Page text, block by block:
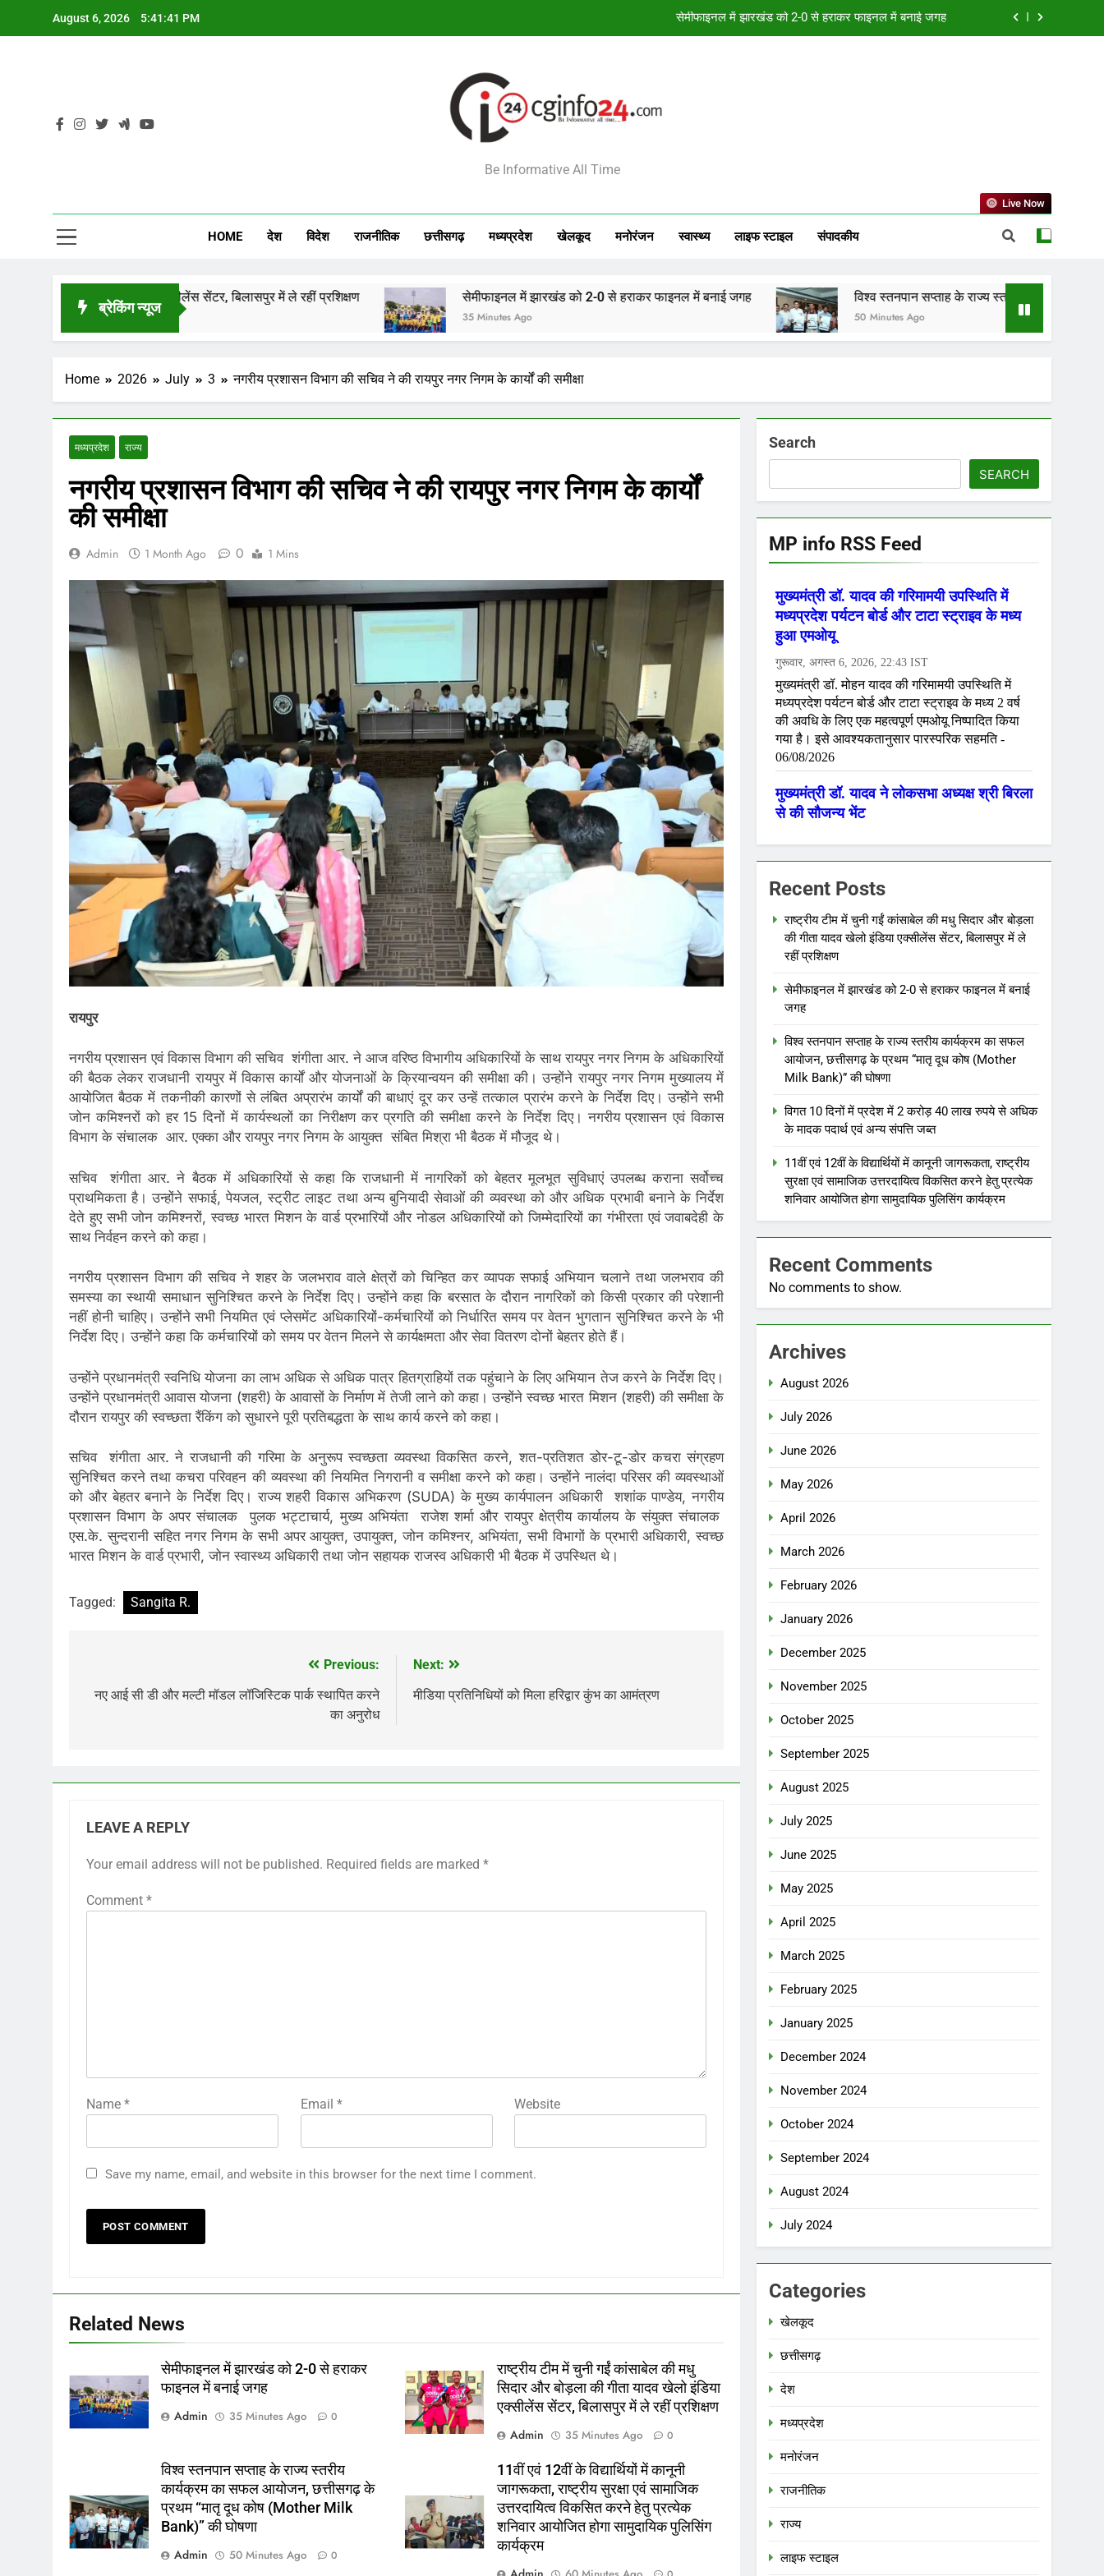
August 6, 2026 5:41:42 PM विश्व स्तनपान सप्ताह के राज्य स्तरीय कार्यक्रम का सफल आयोजन, छत्तीसगढ़ के प्रथम “मातृ दूध कोष (Mother Milk Bank)” की घोषणा
राष्ट्रीय टीम में चुनी गईं कांसाबेल की मधु सिदार और बोड़ला की गीता यादव खेलो इंडिया एक्सीलेंस सेंटर, बिलासपुर में ले रहीं प्रशिक्षण
विश्व स्तनपान सप्ताह के राज्य स्तरीय कार्यक्रम का सफल आयोजन, छत्तीसगढ़ के प्रथम “मातृ दूध कोष (Mother Milk Bank)” की घोषणा
Be Informative All Time
HOME देश विदेश राजनीतिक छत्तीसगढ़ मध्‍यप्रदेश खेलकूद मनोरंजन स्‍वास्‍थ्‍य लाइफ स्टाइल संपादकीय
Live Now
ब्रेकिंग न्यूज
खेलो इंडिया एक्सीलेंस सेंटर, बिलासपुर में ले रहीं प्रशिक्षण सेमीफाइनल में झारखंड को 2-0 से हराकर फाइनल में बनाई जगह
35 Minutes Ago
विश्व स्तनपान सप्ताह के राज्य स्तरीय कार्यक्रम का सफल आयोजन,
50 Minutes Ago
Home 2026 July 3 नगरीय प्रशासन विभाग की सचिव ने की रायपुर नगर निगम के कार्यों की समीक्षा
मध्‍यप्रदेश राज्य
नगरीय प्रशासन विभाग की सचिव ने की रायपुर नगर निगम के कार्यों
की समीक्षा
Admin 1 Month Ago 0 1 Mins
रायपुर
नगरीय प्रशासन एवं विकास विभाग की सचिव शंगीता आर. ने आज वरिष्ठ विभागीय अधिकारियों के साथ रायपुर नगर निगम के अधिकारियों
की बैठक लेकर राजधानी रायपुर में विकास कार्यों और योजनाओं के क्रियान्वयन की समीक्षा की। उन्होंने रायपुर नगर निगम मुख्यालय में
आयोजित बैठक में तकनीकी कारणों से लंबित अप्रारंभ कार्यों की बाधाएं दूर कर उन्हें तत्काल प्रारंभ करने के निर्देश दिए। उन्होंने सभी
जोन कमिश्नरों को हर 15 दिनों में कार्यस्थलों का निरीक्षण कर प्रगति की समीक्षा करने के निर्देश दिए। नगरीय प्रशासन एवं विकास
विभाग के संचालक आर. एक्का और रायपुर नगर निगम के आयुक्त संबित मिश्रा भी बैठक में मौजूद थे।
सचिव शंगीता आर. ने बैठक में अधिकारियों से कहा कि राजधानी में नागरिकों को बेहतर मूलभूत सुविधाएं उपलब्ध कराना सर्वोच्च
प्राथमिकता है। उन्होंने सफाई, पेयजल, स्ट्रीट लाइट तथा अन्य बुनियादी सेवाओं की व्यवस्था को और अधिक प्रभावी बनाने के निर्देश
देते हुए सभी जोन कमिश्नरों, स्वच्छ भारत मिशन के वार्ड प्रभारियों और नोडल अधिकारियों को जिम्मेदारियों का गंभीरता एवं जवाबदेही के
साथ निर्वहन करने को कहा।
नगरीय प्रशासन विभाग की सचिव ने शहर के जलभराव वाले क्षेत्रों को चिन्हित कर व्यापक सफाई अभियान चलाने तथा जलभराव की
समस्या का स्थायी समाधान सुनिश्चित करने के निर्देश दिए। उन्होंने कहा कि बरसात के दौरान नागरिकों को किसी प्रकार की परेशानी
नहीं होनी चाहिए। उन्होंने सभी नियमित एवं प्लेसमेंट अधिकारियों-कर्मचारियों को निर्धारित समय पर वेतन भुगतान सुनिश्चित करने के भी
निर्देश दिए। उन्होंने कहा कि कर्मचारियों को समय पर वेतन मिलने से कार्यक्षमता और सेवा वितरण दोनों बेहतर होते हैं।
उन्होंने प्रधानमंत्री स्वनिधि योजना का लाभ अधिक से अधिक पात्र हितग्राहियों तक पहुंचाने के लिए अभियान तेज करने के निर्देश दिए।
उन्होंने प्रधानमंत्री आवास योजना (शहरी) के आवासों के निर्माण में तेजी लाने को कहा। उन्होंने स्वच्छ भारत मिशन (शहरी) की समीक्षा के
दौरान रायपुर की स्वच्छता रैंकिंग को सुधारने पूरी प्रतिबद्धता के साथ कार्य करने को कहा।
सचिव शंगीता आर. ने राजधानी की गरिमा के अनुरूप स्वच्छता व्यवस्था विकसित करने, शत-प्रतिशत डोर-टू-डोर कचरा संग्रहण
सुनिश्चित करने तथा कचरा परिवहन की व्यवस्था की नियमित निगरानी व समीक्षा करने को कहा। उन्होंने नालंदा परिसर की व्यवस्थाओं
को और बेहतर बनाने के निर्देश दिए। राज्य शहरी विकास अभिकरण (SUDA) के मुख्य कार्यपालन अधिकारी शशांक पाण्डेय, नगरीय
प्रशासन विभाग के अपर संचालक पुलक भट्टाचार्य, मुख्य अभियंता राजेश शर्मा और रायपुर क्षेत्रीय कार्यालय के संयुक्त संचालक
एस.के. सुन्दरानी सहित नगर निगम के सभी अपर आयुक्त, उपायुक्त, जोन कमिश्नर, अभियंता, सभी विभागों के प्रभारी अधिकारी, स्वच्छ
भारत मिशन के वार्ड प्रभारी, जोन स्वास्थ्य अधिकारी तथा जोन सहायक राजस्व अधिकारी भी बैठक में उपस्थित थे।
Tagged: Sangita R.
navigation
Previous:
नए आई सी डी और मल्टी मॉडल लॉजिस्टिक पार्क स्थापित करने
का अनुरोध
Next:
मीडिया प्रतिनिधियों को मिला हरिद्वार कुंभ का आमंत्रण
LEAVE A REPLY
Your email address will not be published. Required fields are marked *
Comment *
Name * Email * Website
Save my name, email, and website in this browser for the next time I comment.
Related News
सेमीफाइनल में झारखंड को 2-0 से हराकर
फाइनल में बनाई जगह
Admin
35 Minutes Ago 0
राष्ट्रीय टीम में चुनी गईं कांसाबेल की मधु
सिदार और बोड़ला की गीता यादव खेलो इंडिया
एक्सीलेंस सेंटर, बिलासपुर में ले रहीं प्रशिक्षण
Admin
35 Minutes Ago 0
विश्व स्तनपान सप्ताह के राज्य स्तरीय
कार्यक्रम का सफल आयोजन, छत्तीसगढ़ के
प्रथम “मातृ दूध कोष (Mother Milk
Bank)” की घोषणा
Admin
50 Minutes Ago 0
11वीं एवं 12वीं के विद्यार्थियों में कानूनी
जागरूकता, राष्ट्रीय सुरक्षा एवं सामाजिक
उत्तरदायित्व विकसित करने हेतु प्रत्येक
शनिवार आयोजित होगा सामुदायिक पुलिसिंग
कार्यक्रम
Search
SEARCH
MP info RSS Feed
Recent Posts
राष्ट्रीय टीम में चुनी गईं कांसाबेल की मधु सिदार और बोड़ला
की गीता यादव खेलो इंडिया एक्सीलेंस सेंटर, बिलासपुर में ले
रहीं प्रशिक्षण
सेमीफाइनल में झारखंड को 2-0 से हराकर फाइनल में बनाई
जगह
विश्व स्तनपान सप्ताह के राज्य स्तरीय कार्यक्रम का सफल
आयोजन, छत्तीसगढ़ के प्रथम “मातृ दूध कोष (Mother
Milk Bank)” की घोषणा
विगत 10 दिनों में प्रदेश में 2 करोड़ 40 लाख रुपये से अधिक
के मादक पदार्थ एवं अन्य संपत्ति जब्त
11वीं एवं 12वीं के विद्यार्थियों में कानूनी जागरूकता, राष्ट्रीय
सुरक्षा एवं सामाजिक उत्तरदायित्व विकसित करने हेतु प्रत्येक
शनिवार आयोजित होगा सामुदायिक पुलिसिंग कार्यक्रम
Recent Comments
No comments to show.
Archives
August 2026
July 2026
June 2026
May 2026
April 2026
March 2026
February 2026
January 2026
December 2025
November 2025
October 2025
September 2025
August 2025
July 2025
June 2025
May 2025
April 2025
March 2025
February 2025
January 2025
December 2024
November 2024
October 2024
September 2024
August 2024
July 2024
Categories
खेलकूद
छत्तीसगढ़
देश
मध्‍यप्रदेश
मनोरंजन
राजनीतिक
राज्य
लाइफ स्टाइल